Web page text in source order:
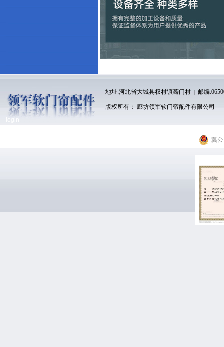
地址:河北省大城县权村镇蓦门村 | 邮编
版权所有： 廊坊领军软门帘配件有限公司
login
冀公